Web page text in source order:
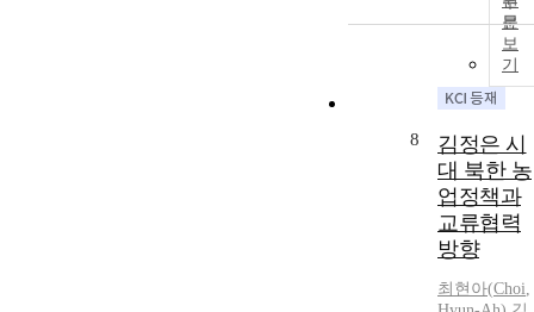
문
보
기
8
김정은 시
대 북한 농
업정책과
교류협력
방향
최현아(Choi,